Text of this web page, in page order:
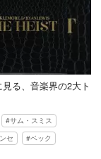
る、音楽界の2大ト
サム・スミス
セ ベック